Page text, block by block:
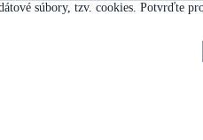
súbory, tzv. cookies. Potvrďte